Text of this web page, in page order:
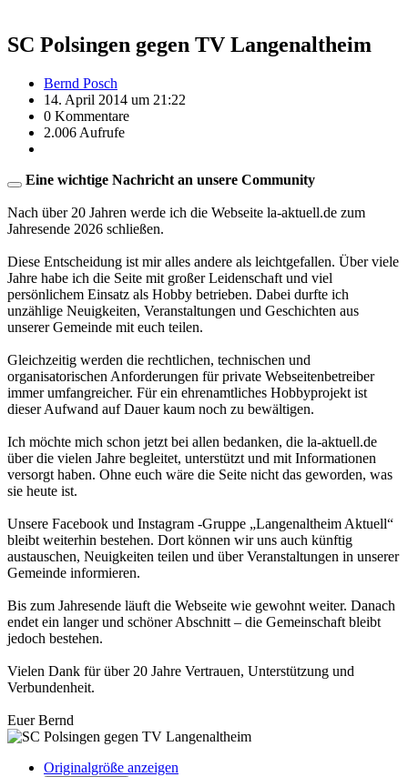
SC Polsingen gegen TV Langenaltheim
Bernd Posch
14. April 2014 um 21:22
0 Kommentare
2.006 Aufrufe
Eine wichtige Nachricht an unsere Community
Nach über 20 Jahren werde ich die Webseite la-aktuell.de zum
Jahresende 2026 schließen.
Diese Entscheidung ist mir alles andere als leichtgefallen. Über viele
Jahre habe ich die Seite mit großer Leidenschaft und viel
persönlichem Einsatz als Hobby betrieben. Dabei durfte ich
unzählige Neuigkeiten, Veranstaltungen und Geschichten aus
unserer Gemeinde mit euch teilen.
Gleichzeitig werden die rechtlichen, technischen und
organisatorischen Anforderungen für private Webseitenbetreiber
immer umfangreicher. Für ein ehrenamtliches Hobbyprojekt ist
dieser Aufwand auf Dauer kaum noch zu bewältigen.
Ich möchte mich schon jetzt bei allen bedanken, die la-aktuell.de
über die vielen Jahre begleitet, unterstützt und mit Informationen
versorgt haben. Ohne euch wäre die Seite nicht das geworden, was
sie heute ist.
Unsere Facebook und Instagram -Gruppe „Langenaltheim Aktuell“
bleibt weiterhin bestehen. Dort können wir uns auch künftig
austauschen, Neuigkeiten teilen und über Veranstaltungen in unserer
Gemeinde informieren.
Bis zum Jahresende läuft die Webseite wie gewohnt weiter. Danach
endet ein langer und schöner Abschnitt – die Gemeinschaft bleibt
jedoch bestehen.
Vielen Dank für über 20 Jahre Vertrauen, Unterstützung und
Verbundenheit.
Euer Bernd
Originalgröße anzeigen